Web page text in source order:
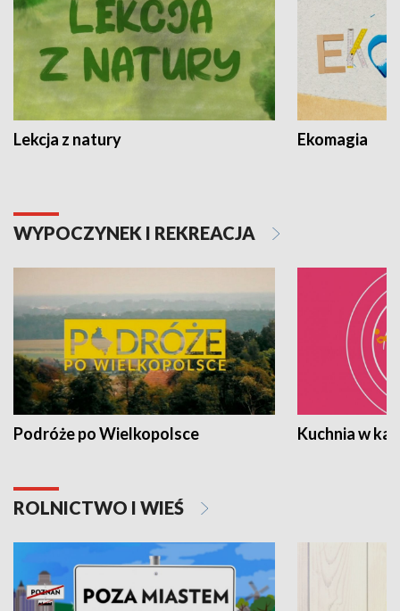
Lekcja z natury Ekomagia
WYPOCZYNEK I REKREACJA
Podróże po Wielkopolsce Kuchnia w
ROLNICTWO I WIEŚ